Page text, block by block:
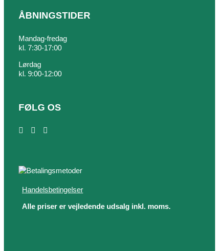
ÅBNINGSTIDER
Mandag-fredag
kl. 7:30-17:00
Lørdag
kl. 9:00-12:00
FØLG OS
Handelsbetingelser
Alle priser er vejledende udsalg inkl. moms.